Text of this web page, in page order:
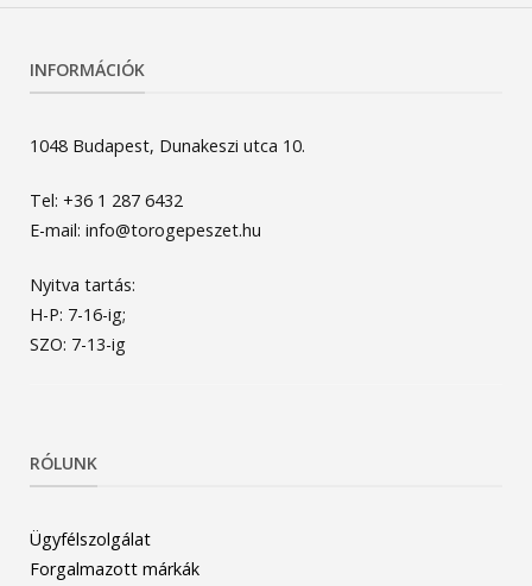
INFORMÁCIÓK
1048 Budapest, Dunakeszi utca 10.
Tel: +36 1 287 6432
E-mail: info@torogepeszet.hu
Nyitva tartás:
H-P: 7-16-ig;
SZO: 7-13-ig
RÓLUNK
Ügyfélszolgálat
Forgalmazott márkák